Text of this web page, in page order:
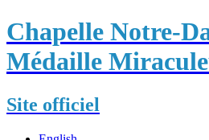
Chapelle Notre-
Médaille
Site officiel